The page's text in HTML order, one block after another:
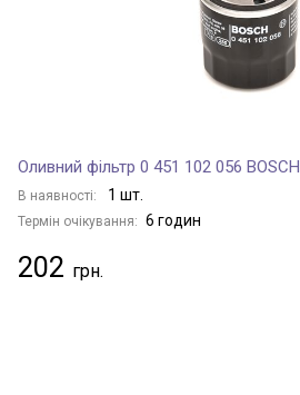
Оливний фільтр 0 451 102 056 BOSCH
В наявності: 1 шт.
Термін очікування: 6 годин
202